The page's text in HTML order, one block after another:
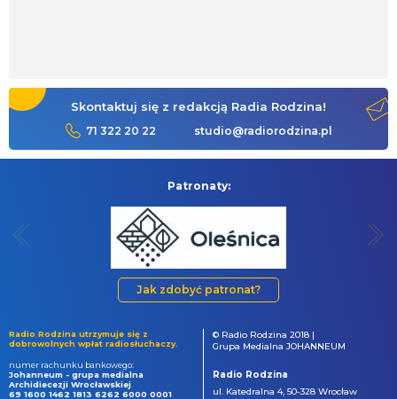
Skontaktuj się z redakcją Radia Rodzina!
71 322 20 22 studio@radiorodzina.pl
Patronaty:
Jak zdobyć patronat?
Radio Rodzina utrzymuje się z
dobrowolnych wpłat radiosłuchaczy.
numer rachunku bankowego:
Johanneum - grupa medialna
Archidiecezji Wrocławskiej
69 1600 1462 1813 6262 6000 0001
© Radio Rodzina 2018 |
Grupa Medialna JOHANNEUM
Radio Rodzina
ul. Katedralna 4, 50-328 Wrocław